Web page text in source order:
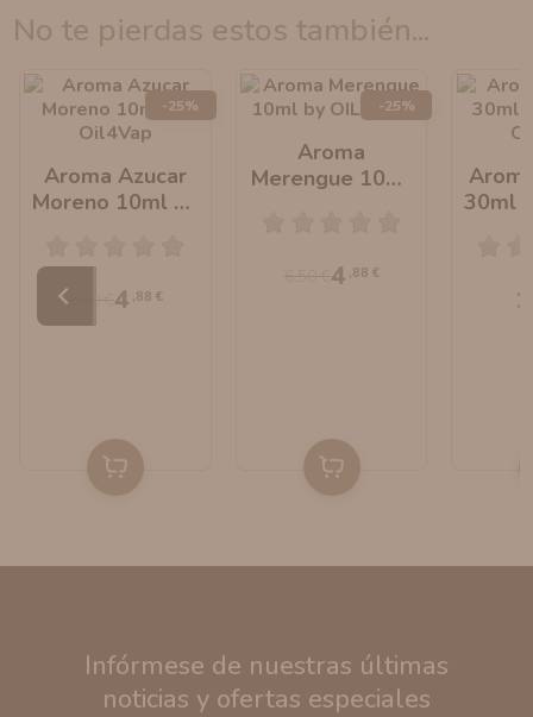
no te pierdas estos también...
Aroma Azucar
Moreno 10ml By
4 ,88 €
-25%
Aroma
Merengue 10ml
4 ,88 €
-25%
30ml
Infórmese de nuestras últimas
noticias y ofertas especiales